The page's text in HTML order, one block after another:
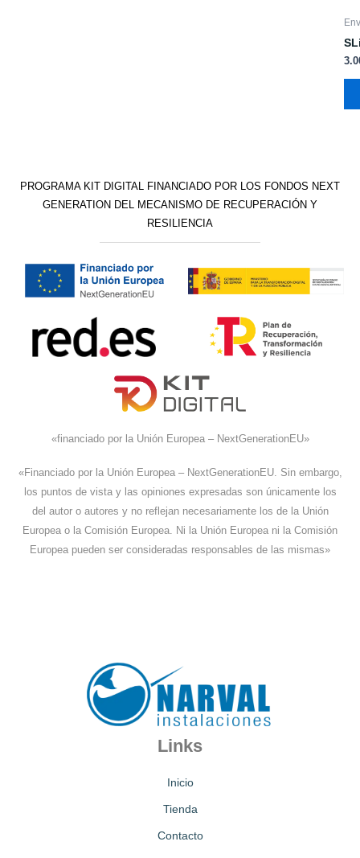
PROGRAMA KIT DIGITAL FINANCIADO POR LOS FONDOS NEXT
GENERATION DEL MECANISMO DE RECUPERACIÓN Y
RESILIENCIA
«financiado por la Unión Europea – NextGenerationEU»
«Financiado por la Unión Europea – NextGenerationEU. Sin embargo,
los puntos de vista y las opiniones expresadas son únicamente los
del autor o autores y no reflejan necesariamente los de la Unión
Europea o la Comisión Europea. Ni la Unión Europea ni la Comisión
Europea pueden ser consideradas responsables de las mismas»
Links
Inicio
Tienda
Contacto